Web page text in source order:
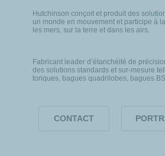
Hutchinson conçoit et produit des
un monde en mouvement et participe à
les mers, sur la terre et dans les airs.
Fabricant leader d’étanchéité de
des solutions standards et sur-mesure
toriques, bagues quadrilobes, bagues
CONTACT